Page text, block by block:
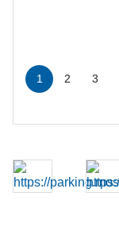
1 2 3